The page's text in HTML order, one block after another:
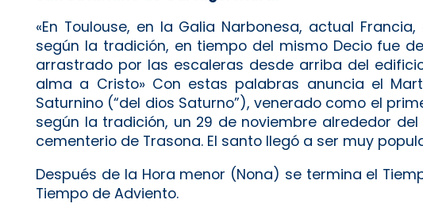
«En Toulouse, en la Galia Narbonesa, actual
según la tradición, en tiempo del mismo Decio fue
arrastrado por las escaleras desde arriba del
alma a Cristo» Con estas palabras anuncia el
Saturnino (“del dios Saturno”), venerado como el
según la tradición, un 29 de noviembre alrededor
cementerio de Trasona. El santo llegó a ser muy
Después de la Hora menor (Nona) se termina el
Tiempo de Adviento.